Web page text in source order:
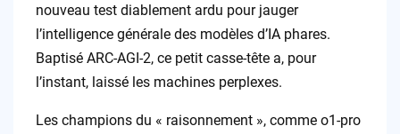
nouveau test diablement ardu pour jauger
l’intelligence générale des modèles d’IA phares.
Baptisé ARC-AGI-2, ce petit casse-tête a, pour
l’instant, laissé les machines perplexes.
Les champions du « raisonnement », comme o1-pro